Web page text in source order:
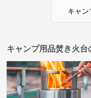
キャン
キャンプ用品焚き火台